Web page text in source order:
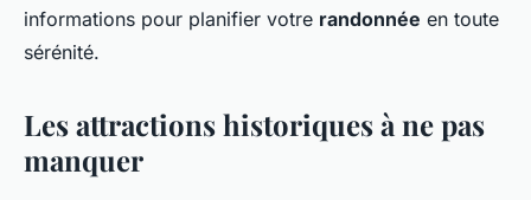
informations pour planifier votre randonnée en toute
sérénité.
Les attractions historiques à ne pas
manquer